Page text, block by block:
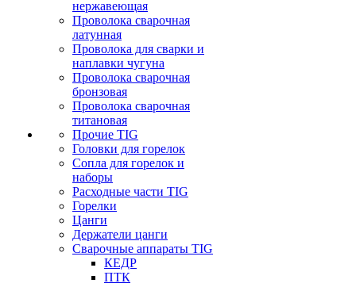
нержавеющая
Проволока сварочная
латунная
Проволока для сварки и
наплавки чугуна
Проволока сварочная
бронзовая
Проволока сварочная
титановая
Прочие TIG
Головки для горелок
Сопла для горелок и
наборы
Расходные части TIG
Горелки
Цанги
Держатели цанги
Сварочные аппараты TIG
КЕДР
ПТК